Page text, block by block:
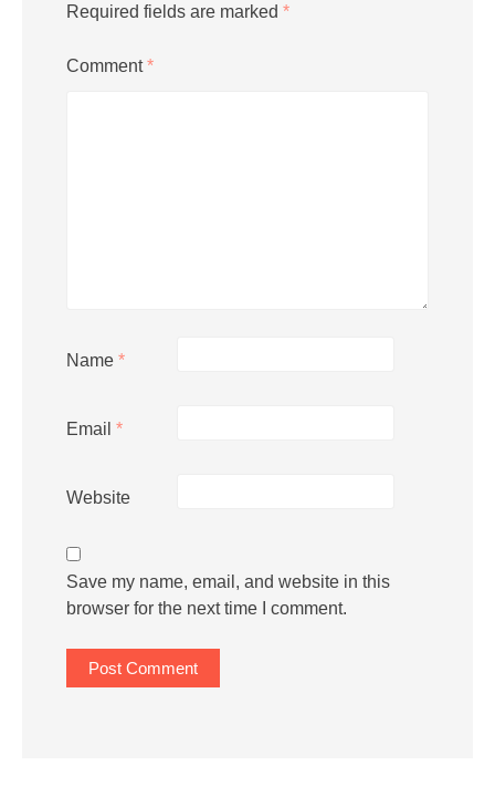
Required fields are marked *
Comment*
Name *
Email *
Website
Save my name, email, and website in this
browser for the next time I comment.